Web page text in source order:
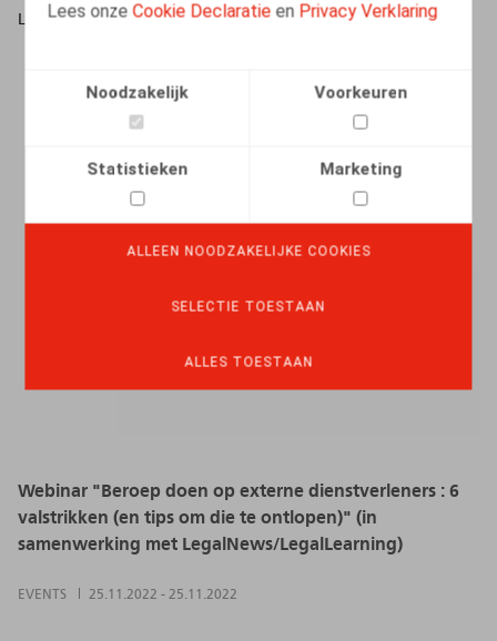
Lees onzeCookie Declaratie en Privacy Verklaring
Noodzakelijk Voorkeuren
Statistieken Marketing
ALLEEN NOODZAKELIJKE COOKIES
SELECTIE TOESTAAN
ALLES TOESTAAN
LEES MEER
Webinar "Beroep doen op externe dienstverleners : 6
valstrikken (en tips om die te ontlopen)" (in
samenwerking met LegalNews/LegalLearning)
EVENTS 25.11.2022 - 25.11.2022